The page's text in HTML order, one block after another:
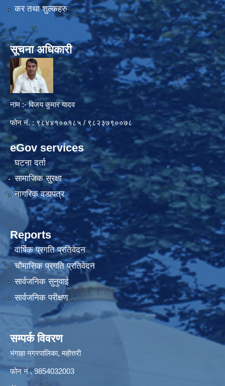
कर तथा शुल्कहरु
सूचना अधिकारी
नाम :- विजय कुमार यादव
फोन नं. : ९८४४१००१८५ / ९८२३७९००७८
eGov services
घटना दर्ता
सामाजिक सुरक्षा
नागरिक वडापत्र
Reports
वार्षिक प्रगति प्रतिवेदन
चौमासिक प्रगति प्रतिवेदन
सार्वजनिक सुनुवाई
सार्वजनिक परीक्षण
सम्पर्क विवरण
भंगाहा नगरपालिका, महोत्तरी
फोन नं . 9854032003